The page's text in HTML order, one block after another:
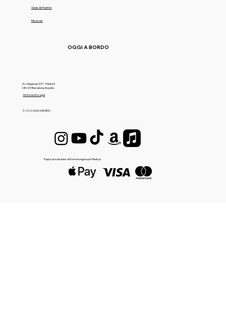
OGGI A BORDO
Av. Diagonal, 497 - Planta 5
08029 Barcelona, España
Información Legal
© 2026 OGGI A BORDO
Guías de Puertos
Reservas
Pagos procesados de forma segura por Redsys